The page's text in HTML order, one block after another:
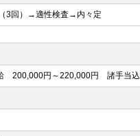
3回）→適性検査→内々定
200,000円～220,000円 諸手当込